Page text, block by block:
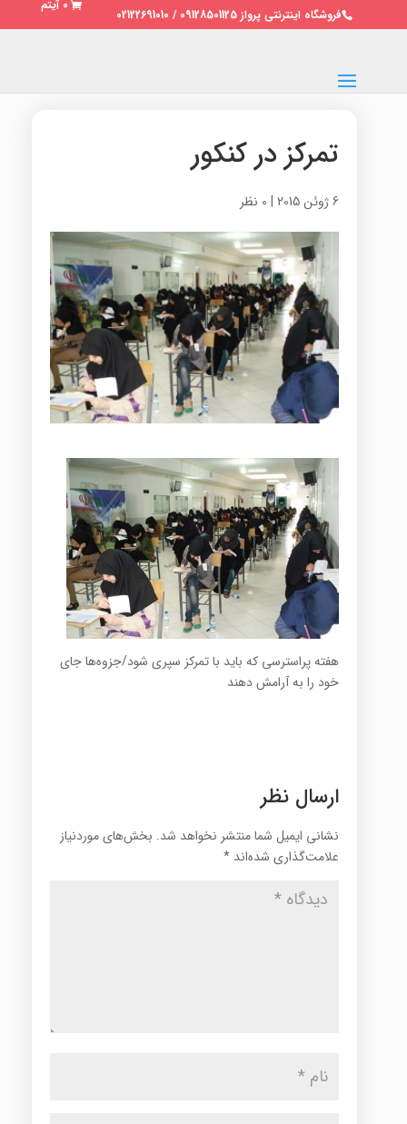
فروشگاه اینترنتی پرواز 09128501125 / 02122691010
0 آیتم
تمرکز در کنکور
6 ژوئن 2015 | 0 نظر
هفته پراسترسی که باید با تمرکز سپری شود/جزوه‌ها جای
خود را به آرامش دهند
ارسال نظر
نشانی ایمیل شما منتشر نخواهد شد. بخش‌های موردنیاز
علامت‌گذاری شده‌اند *